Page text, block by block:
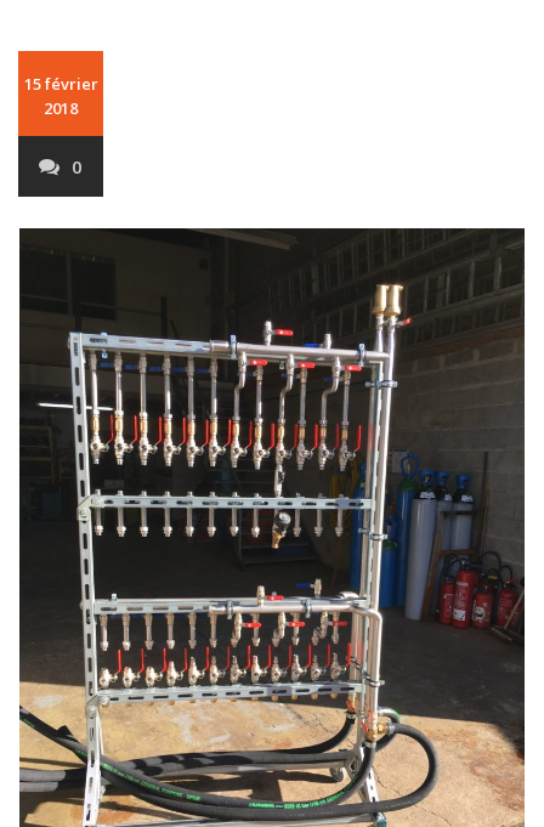
15 février
2018
0